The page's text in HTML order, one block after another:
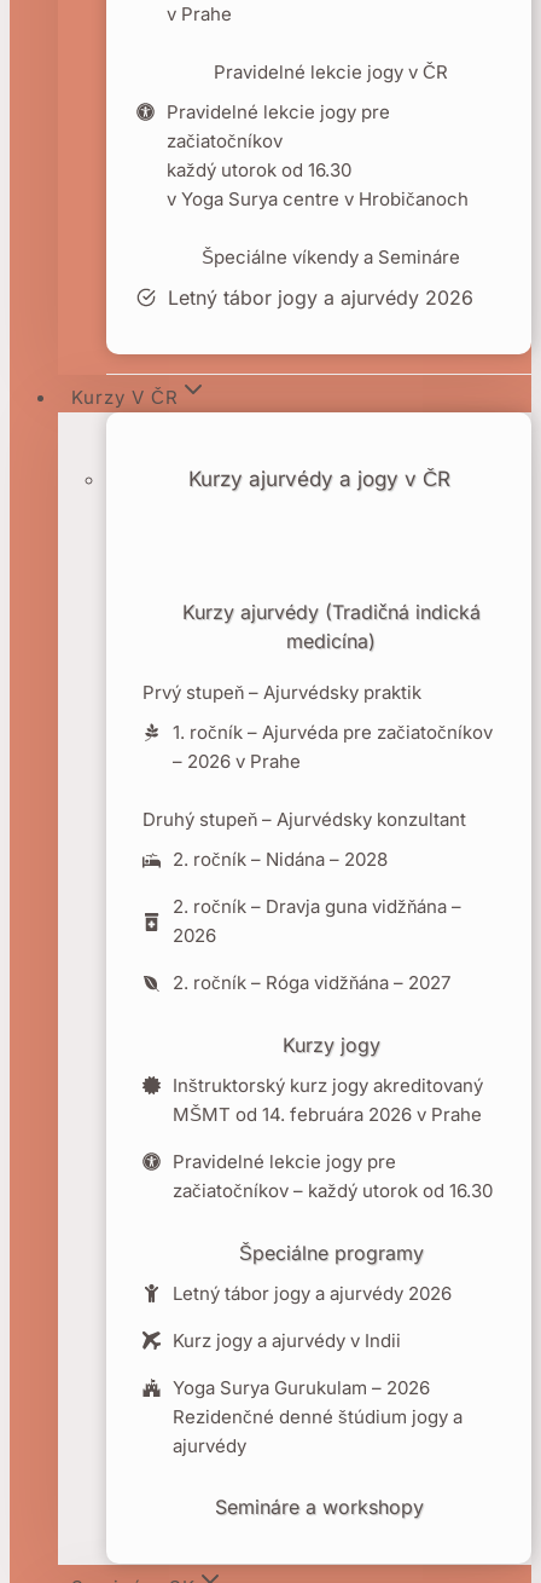
v Prahe
Pravidelné lekcie jogy v ČR
Pravidelné lekcie jogy pre
začiatočníkov
každý utorok od 16.30
v Yoga Surya centre v Hrobičanoch
Špeciálne víkendy a Semináre
Letný tábor jogy a ajurvédy 2026
Kurzy V ČR
Kurzy ajurvédy a jogy v ČR
Kurzy ajurvédy (Tradičná indická
medicína)
Prvý stupeň – Ajurvédsky praktik
1. ročník – Ajurvéda pre začiatočníkov
– 2026 v Prahe
Druhý stupeň – Ajurvédsky konzultant
2. ročník – Nidána – 2028
2. ročník – Dravja guna vidžňána –
2026
2. ročník – Róga vidžňána – 2027
Kurzy jogy
Inštruktorský kurz jogy akreditovaný
MŠMT od 14. februára 2026 v Prahe
Pravidelné lekcie jogy pre
začiatočníkov – každý utorok od 16.30
Špeciálne programy
Letný tábor jogy a ajurvédy 2026
Kurz jogy a ajurvédy v Indii
Yoga Surya Gurukulam – 2026
Rezidenčné denné štúdium jogy a
ajurvédy
Semináre a workshopy